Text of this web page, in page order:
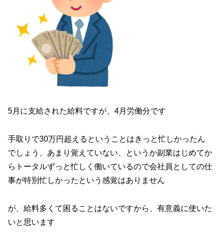
5月に支給された給料ですが、4月労働分です
手取りで30万円超えるということはきっと忙しかったん
でしょう、あまり覚えていない、というか副業はじめてか
らトータルずっと忙しく働いているので会社員としての仕
事が特別忙しかったという感覚はありません
が、給料多くて困ることはないですから、有意義に使いた
いと思います